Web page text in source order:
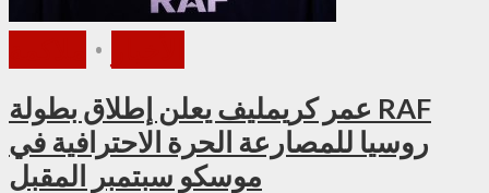
•
عمر كريمليف يعلن إطلاق بطولة RAF
روسيا للمصارعة الحرة الاحترافية في
موسكو سبتمبر المقبل